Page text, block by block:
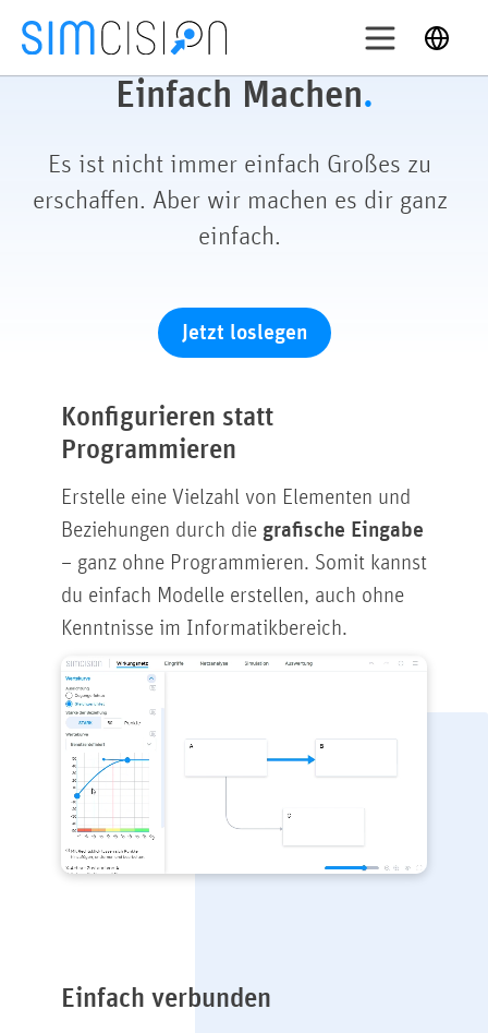
Skip
content
Anwendungen
Deutsch
Einfach Machen.
Es ist nicht immer einfach Großes zu
erschaffen. Aber wir machen es dir ganz
einfach.
Jetzt loslegen
Konfigurieren statt
Programmieren
Erstelle eine Vielzahl von Elementen und
Beziehungen durch die grafische Eingabe
– ganz ohne Programmieren. Somit kannst
du einfach Modelle erstellen, auch ohne
Kenntnisse im Informatikbereich.
Einfach verbunden